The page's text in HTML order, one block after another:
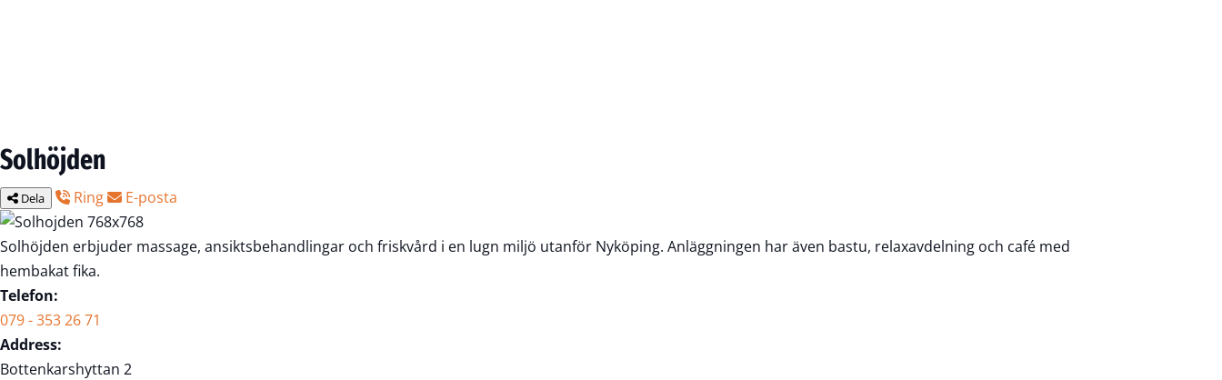
Solhöjden
Dela Ring E-posta
Solhöjden erbjuder massage, ansiktsbehandlingar och friskvård i en lugn miljö utanför Nyköping. Anläggningen har även bastu, relaxavdelning och café med
hembakat fika.
Telefon:
079 - 353 26 71
Address:
Bottenkarshyttan 2